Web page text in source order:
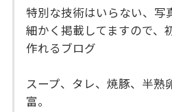
特別な技術はいらない、写
細かく掲載してますので、
作れるブログ
スープ、タレ、焼豚、半熟
富。